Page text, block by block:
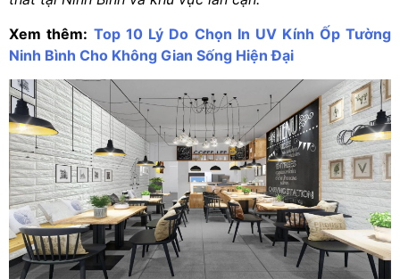
Xem thêm: Top 10 Lý Do Chọn In UV Kính Ốp Tường
Ninh Bình Cho Không Gian Sống Hiện Đại